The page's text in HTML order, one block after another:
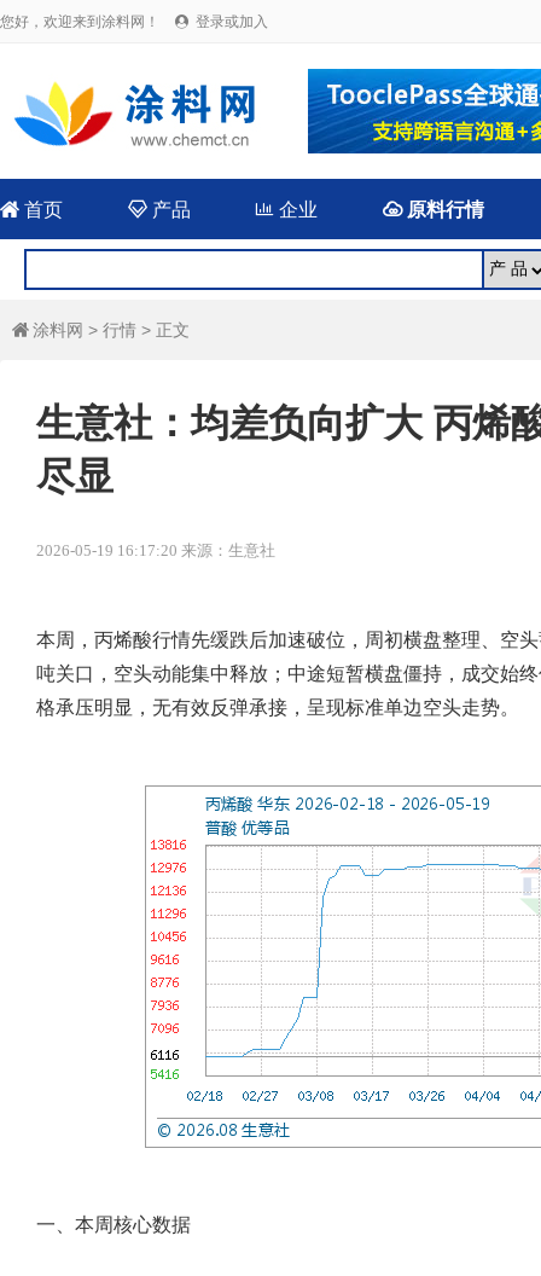
您好，欢迎来到涂料网！  登录或加入
 首页 产品  企业 原料行情
 涂料网 > 行情 > 正文
生意社：均差负向扩大 丙烯
尽显
2026-05-19 16:17:20 来源：生意社
本周，丙烯酸行情先缓跌后加速破位，周初横盘整理、空
吨关口，空头动能集中释放；中途短暂横盘僵持，成交始
格承压明显，无有效反弹承接，呈现标准单边空头走势。
一、本周核心数据